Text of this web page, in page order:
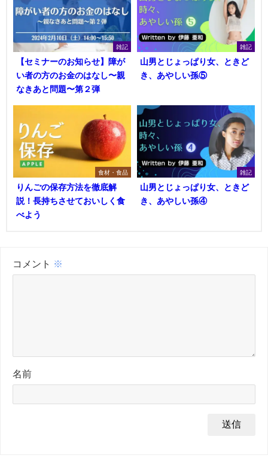
雑記
【セミナーのお知らせ】障が
い者の⽅のお⾦のはなし〜親
なきあと問題〜第２弾
雑記
山男とじょっぱり女、ときど
き、あやしい孫⑤
食材・食品
りんごの保存方法を徹底解
説！長持ちさせておいしく食
べよう
雑記
山男とじょっぱり女、ときど
き、あやしい孫④
コメント ※
名前